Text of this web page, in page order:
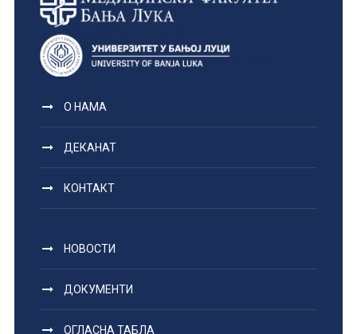
О НАМА
ДЕКАНАТ
КОНТАКТ
НОВОСТИ
ДОКУМЕНТИ
ОГЛАСНА ТАБЛА